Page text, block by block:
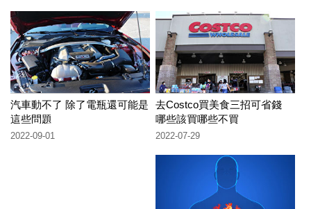
汽車動不了 除了電瓶還可能是
這些問題
2022-09-01
去Costco買美食三招可省錢
哪些該買哪些不買
2022-07-29